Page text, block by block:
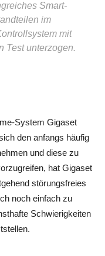
Smart-
im
mit
Test unterzogen.
System Gigaset
den anfangs häufig
und diese zu
hat Gigaset
störungsfreies
noch einfach zu
Schwierigkeiten